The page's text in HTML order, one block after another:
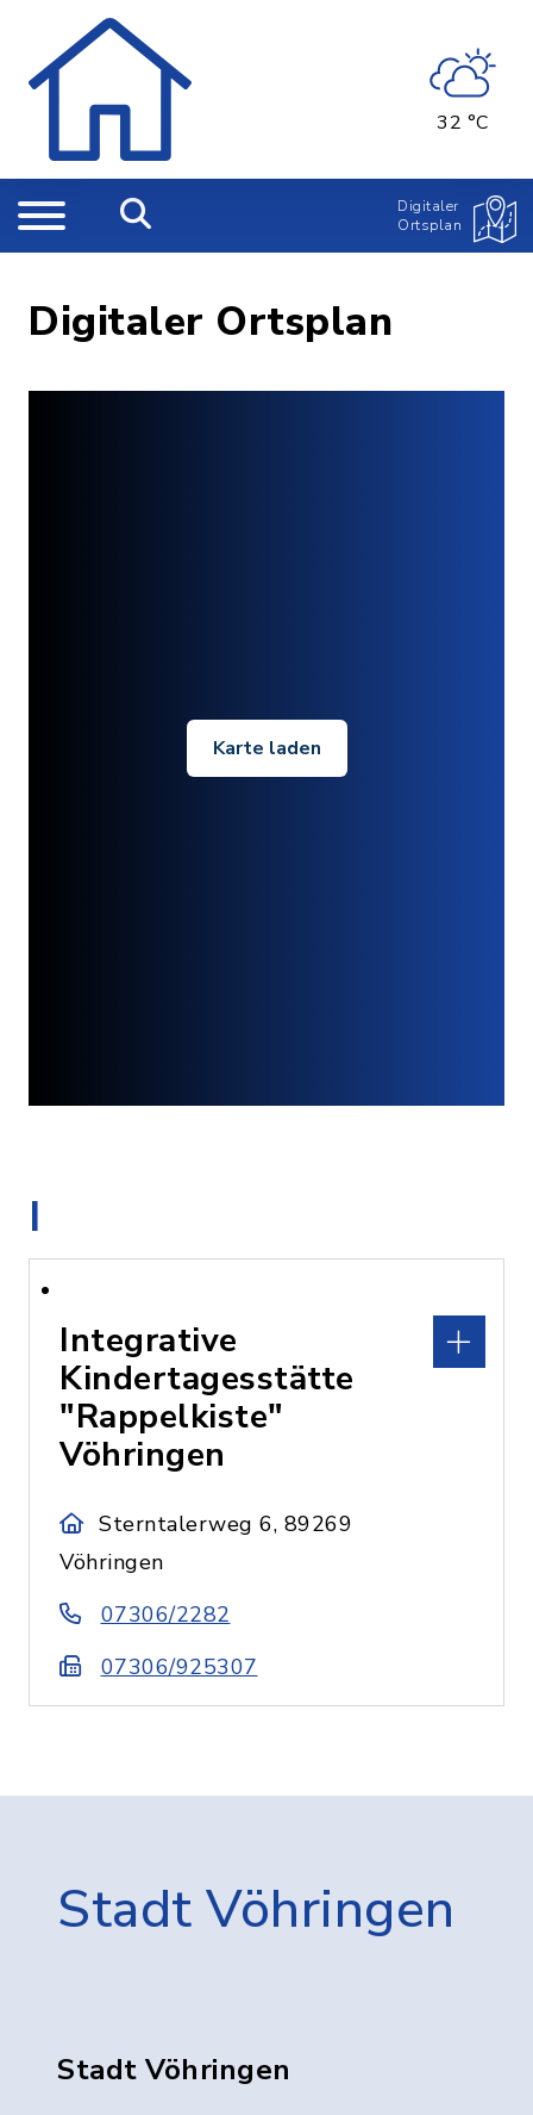
32 °C
Digitaler
Ortsplan
Digitaler Ortsplan
Karte laden
I
Integrative
Kindertagesstätte
"Rappelkiste"
Vöhringen
Sterntalerweg 6, 89269
Vöhringen
07306/2282
07306/925307
Stadt Vöhringen
Stadt Vöhringen